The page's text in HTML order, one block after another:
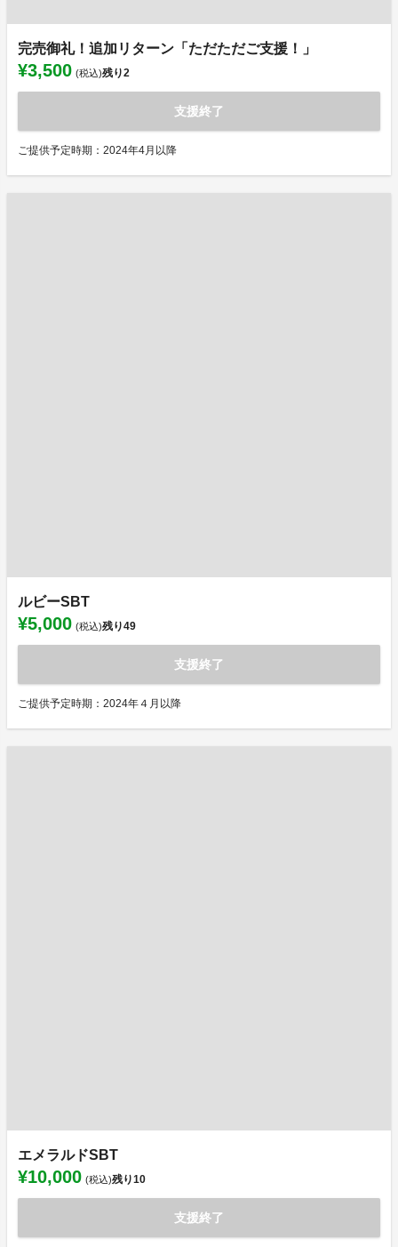
完売御礼！追加リターン「ただただご支援！」
¥3,500 (税込)残り2
支援終了
ご提供予定時期：2024年4月以降
ルビーSBT
¥5,000 (税込)残り49
支援終了
ご提供予定時期：2024年４月以降
エメラルドSBT
¥10,000 (税込)残り10
支援終了